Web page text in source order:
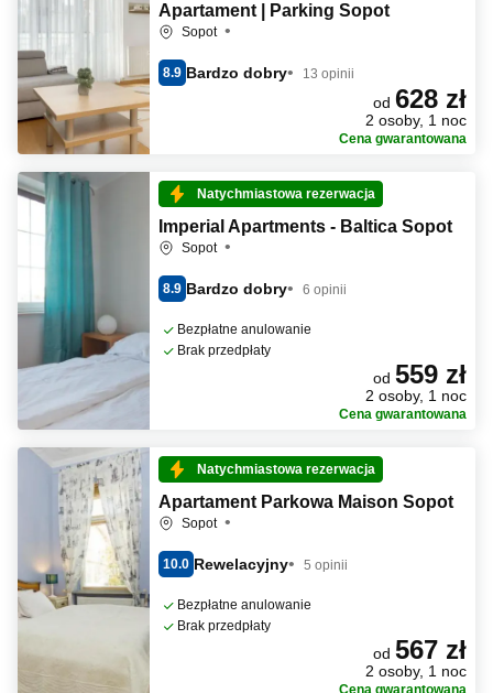
Apartament | Parking Sopot
Sopot
8.9 Bardzo dobry 13 opinii
od 628 zł
2 osoby, 1 noc
Cena gwarantowana
Natychmiastowa rezerwacja
Imperial Apartments - Baltica Sopot
Sopot
8.9 Bardzo dobry 6 opinii
Bezpłatne anulowanie
Brak przedpłaty
od 559 zł
2 osoby, 1 noc
Cena gwarantowana
Natychmiastowa rezerwacja
Apartament Parkowa Maison Sopot
Sopot
10.0 Rewelacyjny 5 opinii
Bezpłatne anulowanie
Brak przedpłaty
od 567 zł
2 osoby, 1 noc
Cena gwarantowana